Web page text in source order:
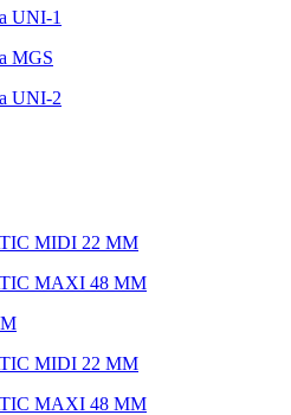
UNI-1
MGS
UNI-2
MIDI 22 ММ
MAXI 48 ММ
MIDI 22 ММ
MAXI 48 ММ